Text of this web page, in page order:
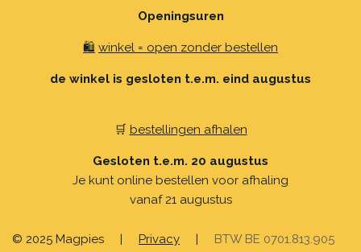
Openingsuren
🛍️ winkel = open zonder bestellen
de winkel is gesloten t.e.m. eind augustus
🛒 bestellingen afhalen
Gesloten t.e.m. 20 augustus
Je kunt online bestellen voor afhaling
vanaf 21 augustus
© 2025 Magpies | Privacy | BTW BE 0701.813.905